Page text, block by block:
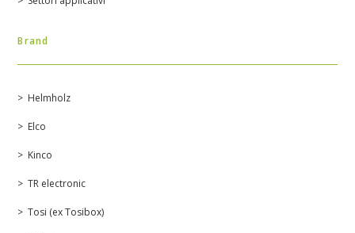
Brand
Helmholz
Elco
Kinco
TR electronic
Tosi (ex Tosibox)